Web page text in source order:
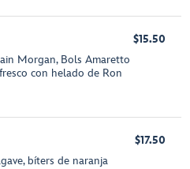
Morgan, Bols Amaretto
con helado de Ron
$15.50
bíters de naranja
$17.50